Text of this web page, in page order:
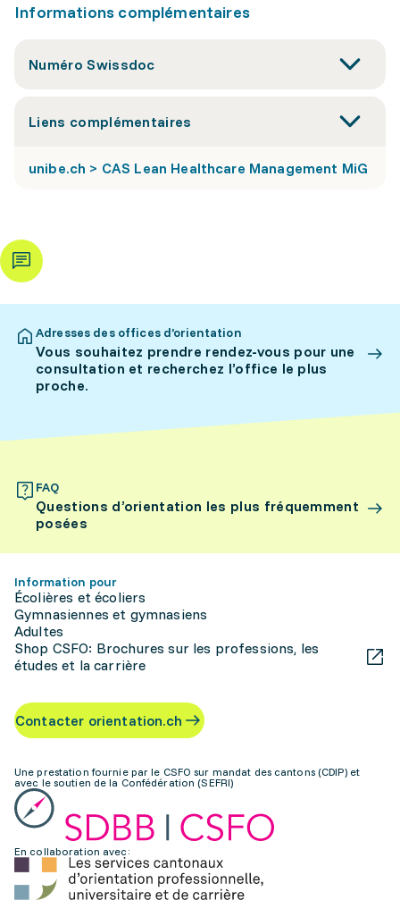
Informations complémentaires
Numéro Swissdoc
Liens complémentaires
unibe.ch > CAS Lean Healthcare Management MiG
Adresses des offices d’orientation
Vous souhaitez prendre rendez-vous pour une
consultation et recherchez l’office le plus
proche.
FAQ
Questions d’orientation les plus fréquemment
posées
Information pour
Écolières et écoliers
Gymnasiennes et gymnasiens
Adultes
Shop CSFO: Brochures sur les professions, les
études et la carrière
Contacter orientation.ch
Une prestation fournie par le CSFO sur mandat des cantons (CDIP) et
avec le soutien de la Confédération (SEFRI)
En collaboration avec: